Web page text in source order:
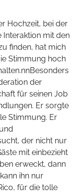
Hochzeit, bei der
Interaktion mit den
finden, hat mich
Stimmung hoch
der
für seinen Job
Er sorgte
Stimmung. Er
der nicht nur
mit einbezieht
erweckt, dann
ihn nur
für die tolle